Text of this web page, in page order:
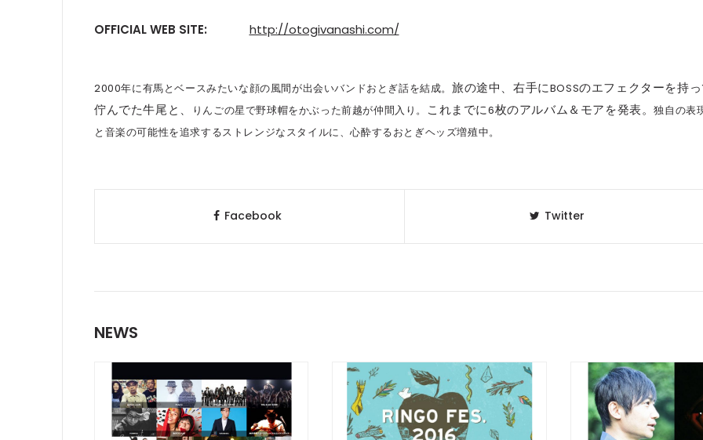
OFFICIAL WEB SITE: http://otogivanashi.com/
2000年に有馬とベースみたいな顔の風間が出会いバンドおとぎ話を結成。旅の途中、右手にBOSSのエフェクターを持
佇んでた牛尾と、
りんごの星で野球帽をかぶった前越が仲間入り。 これまでに6枚のアルバム＆モアを発表。独自の表
と音楽の可能性を追求するストレンジなスタイルに、心酔するおとぎヘッズ増殖中。
Facebook Twitter
NEWS